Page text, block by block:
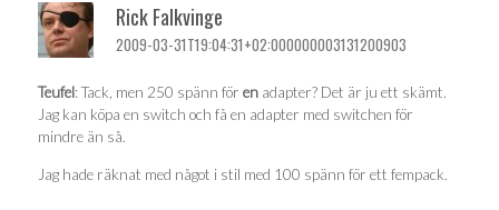
Rick Falkvinge
2009-03-31T19:04:31+02:000000003131200903
Teufel: Tack, men 250 spänn för en adapter? Det är ju ett skämt.
Jag kan köpa en switch och få en adapter med switchen för
mindre än så.
Jag hade räknat med något i stil med 100 spänn för ett fempack.